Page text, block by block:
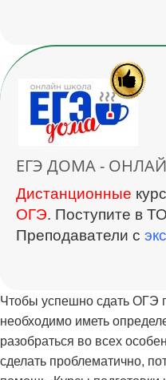
ЕГЭ ДОМА -
Дистанционные
ОГЭ. Поступите в
Преподаватели с
Чтобы успешно сдать ОГЭ
необходимо иметь
разобраться во всех
сделать проблематично,